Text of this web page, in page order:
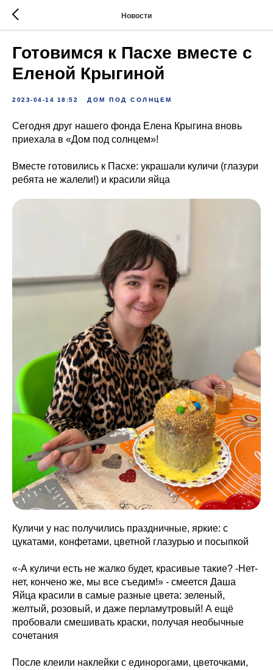
Новости
Готовимся к Пасхе вместе с
Еленой Крыгиной
2023-04-14 18:52 ДОМ ПОД СОЛНЦЕМ
Сегодня друг нашего фонда Елена Крыгина вновь
приехала в «Дом под солнцем»!
Вместе готовились к Пасхе: украшали куличи (глазури
ребята не жалели!) и красили яйца
Куличи у нас получились праздничные, яркие: с
цукатами, конфетами, цветной глазурью и посыпкой
«-А куличи есть не жалко будет, красивые такие? -Нет-
нет, кончено же, мы все съедим!» - смеется Даша
Яйца красили в самые разные цвета: зеленый,
желтый, розовый, и даже перламутровый! А ещё
пробовали смешивать краски, получая необычные
сочетания
После клеили наклейки с единорогами, цветочками,